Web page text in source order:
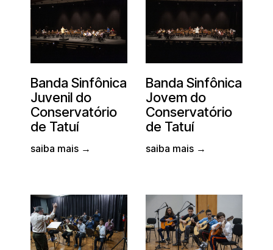
Banda Sinfônica
Juvenil do
Conservatório
de Tatuí
saiba mais →
Banda Sinfônica
Jovem do
Conservatório
de Tatuí
saiba mais →